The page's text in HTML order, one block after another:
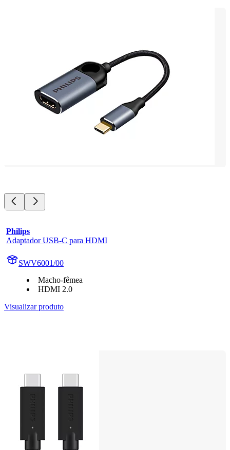
Philips
Adaptador USB-C para HDMI
SWV6001/00
Macho-fêmea
HDMI 2.0
Visualizar produto